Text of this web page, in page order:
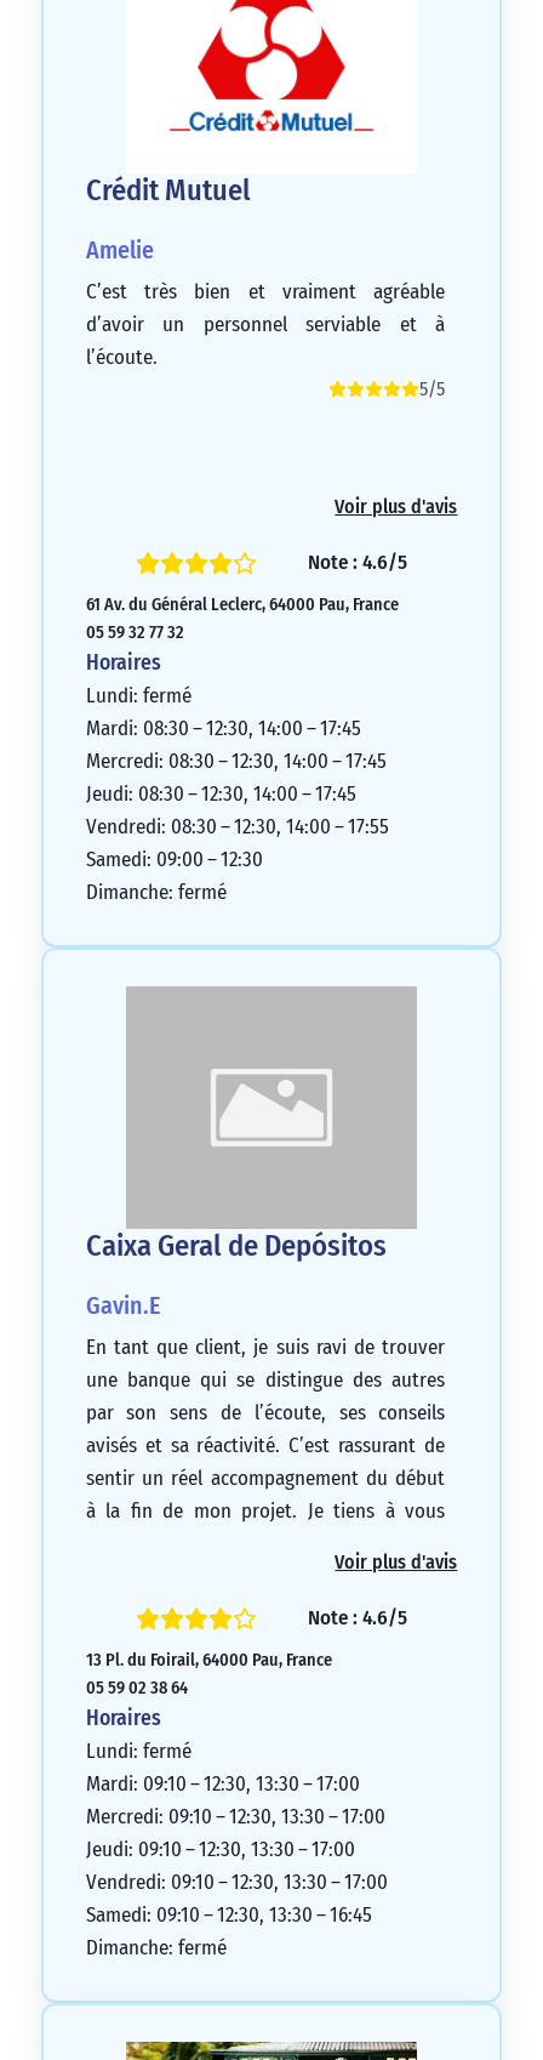
Crédit Mutuel
Amelie
C’est très bien et vraiment agréable
d’avoir un personnel serviable et à
l’écoute.
5/5
Voir plus d'avis
Note : 4.6/5
61 Av. du Général Leclerc, 64000 Pau, France
05 59 32 77 32
Horaires
Lundi: fermé
Mardi: 08:30 – 12:30, 14:00 – 17:45
Mercredi: 08:30 – 12:30, 14:00 – 17:45
Jeudi: 08:30 – 12:30, 14:00 – 17:45
Vendredi: 08:30 – 12:30, 14:00 – 17:55
Samedi: 09:00 – 12:30
Dimanche: fermé
Caixa Geral de Depósitos
Gavin.E
En tant que client, je suis ravi de trouver
une banque qui se distingue des autres
par son sens de l’écoute, ses conseils
avisés et sa réactivité. C’est rassurant de
sentir un réel accompagnement du début
à la fin de mon projet. Je tiens à vous
Voir plus d'avis
Note : 4.6/5
13 Pl. du Foirail, 64000 Pau, France
05 59 02 38 64
Horaires
Lundi: fermé
Mardi: 09:10 – 12:30, 13:30 – 17:00
Mercredi: 09:10 – 12:30, 13:30 – 17:00
Jeudi: 09:10 – 12:30, 13:30 – 17:00
Vendredi: 09:10 – 12:30, 13:30 – 17:00
Samedi: 09:10 – 12:30, 13:30 – 16:45
Dimanche: fermé